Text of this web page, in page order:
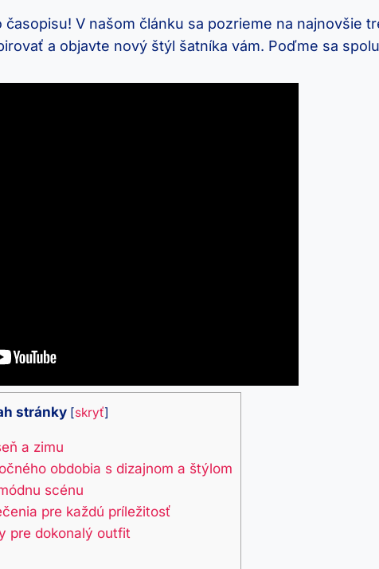
V našom článku sa pozrieme na najnovšie
a objavte nový štýl šatníka vám. Poďme sa
stránky [skryť]
a zimu
obdobia s dizajnom a štýlom
scénu
pre každú príležitosť
pre dokonalý outfit